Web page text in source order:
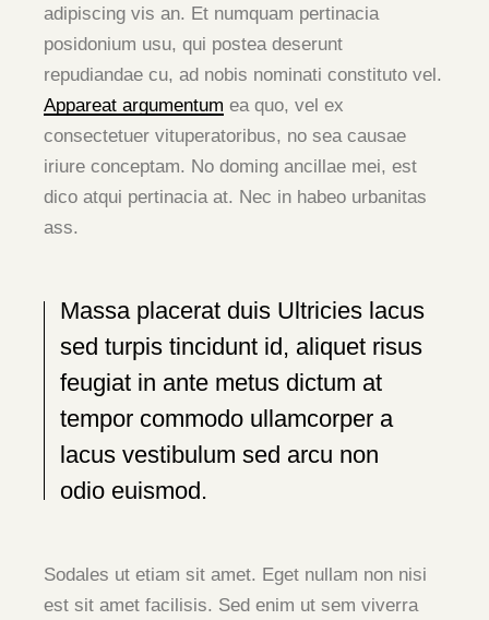
adipiscing vis an. Et numquam pertinacia
posidonium usu, qui postea deserunt
repudiandae cu, ad nobis nominati constituto vel.
Appareat argumentum ea quo, vel ex
consectetuer vituperatoribus, no sea causae
iriure conceptam. No doming ancillae mei, est
dico atqui pertinacia at. Nec in habeo urbanitas
ass.
Massa placerat duis Ultricies lacus
sed turpis tincidunt id, aliquet risus
feugiat in ante metus dictum at
tempor commodo ullamcorper a
lacus vestibulum sed arcu non
odio euismod.
Sodales ut etiam sit amet. Eget nullam non nisi
est sit amet facilisis. Sed enim ut sem viverra